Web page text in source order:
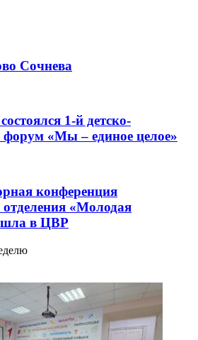
Сочнева
1-й детско-
форум «Мы – единое целое»
конференция
отделения «Молодая
в ЦВР